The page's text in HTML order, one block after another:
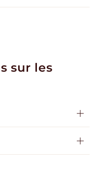
sur les